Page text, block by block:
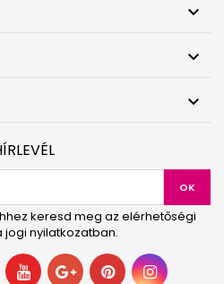



keresd meg az elérhetőségi
nyilatkozatban.